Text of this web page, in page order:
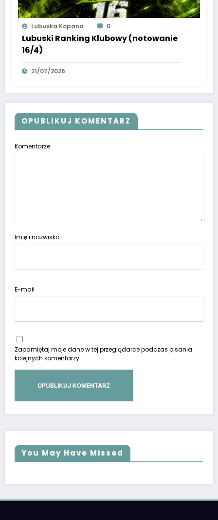
Lubuska Kopana 0
Lubuski Ranking Klubowy (notowanie
16/4)
21/07/2026
OPUBLIKUJ KOMENTARZ
Komentarze
Imię i nazwisko
E-mail
Zapamiętaj moje dane w tej przeglądarce podczas pisania
kolejnych komentarzy.
You May Have Missed